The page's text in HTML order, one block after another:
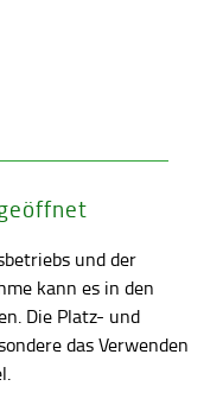
und der
kann es in den
Die Platz- und
das Verwenden